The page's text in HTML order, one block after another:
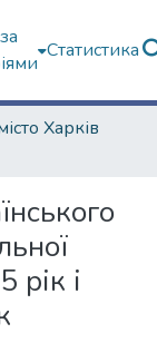
Статистика
Харків
і